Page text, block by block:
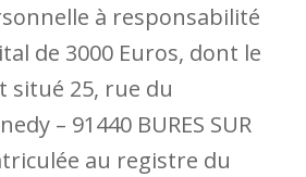
à responsabilité
de 3000 Euros, dont le
situé 25, rue du
– 91440 BURES SUR
au registre du